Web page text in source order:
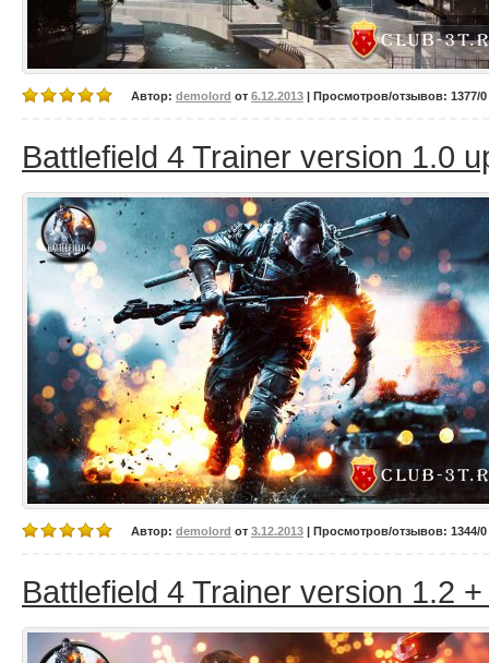
Автор: demolord от 6.12.2013 | Просмотров/отзывов: 1377/0
Battlefield 4 Trainer version 1.0
Автор: demolord от 3.12.2013 | Просмотров/отзывов: 1344/0
Battlefield 4 Trainer version 1.2 +